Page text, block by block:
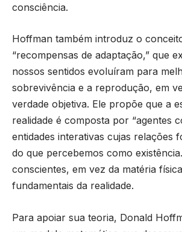
consciência.
Hoffman também introduz o
“recompensas de adaptação,” que
nossos sentidos evoluíram para
sobrevivência e a reprodução, em
verdade objetiva. Ele propõe que a
realidade é composta por “agentes
entidades interativas cujas relações
do que percebemos como
conscientes, em vez da matéria
fundamentais da realidade.
Para apoiar sua teoria, Donald